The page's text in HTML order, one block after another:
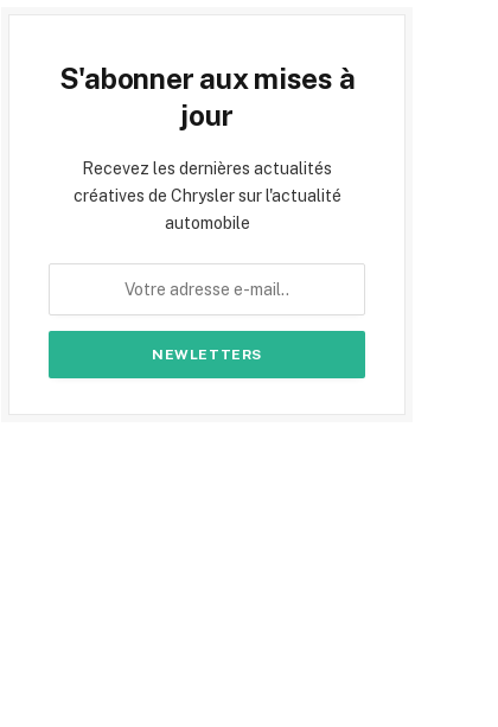
S'abonner aux mises à
jour
Recevez les dernières actualités
créatives de Chrysler sur l'actualité
automobile